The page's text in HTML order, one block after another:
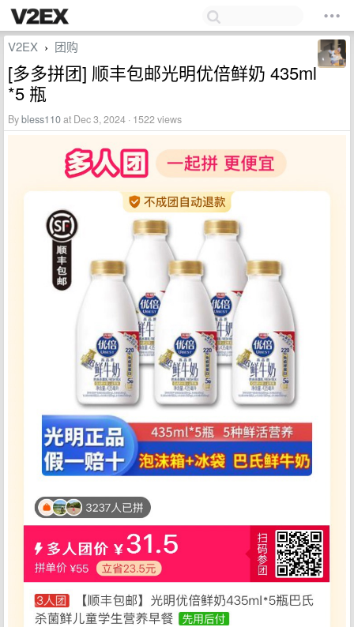
V2EX › 团购
[多多拼团] 顺丰包邮光明优倍鲜奶 435ml
*5 瓶
Bybless110at Dec 3, 2024 · 1522 views